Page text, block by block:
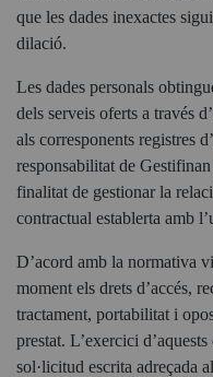
que les dades inexactes
dilació.
Les dades personals
dels serveis oferts a través
als corresponents registres
responsabilitat de
finalitat de gestionar la
contractual establerta amb
D’acord amb la normativa
moment els drets d’accés,
tractament, portabilitat i
prestat. L’exercici
sol·licitud escrita adreçada